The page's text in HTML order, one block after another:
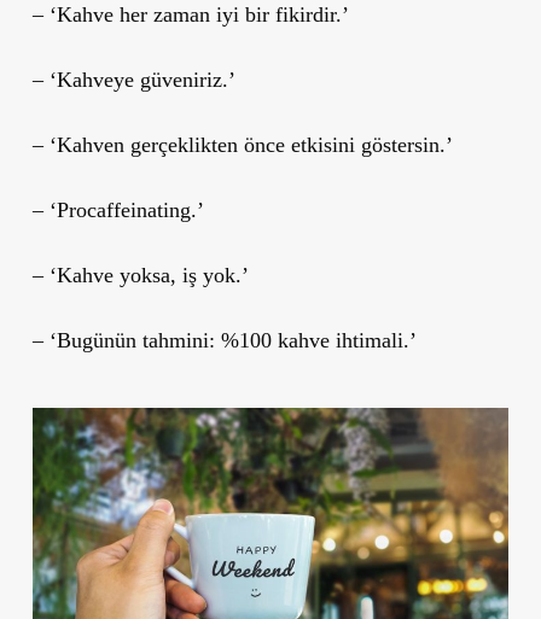
– ‘Kahve her zaman iyi bir fikirdir.’
– ‘Kahveye güveniriz.’
– ‘Kahven gerçeklikten önce etkisini göstersin.’
– ‘Procaffeinating.’
– ‘Kahve yoksa, iş yok.’
– ‘Bugünün tahmini: %100 kahve ihtimali.’